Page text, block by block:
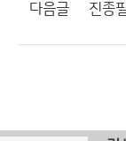
다음글